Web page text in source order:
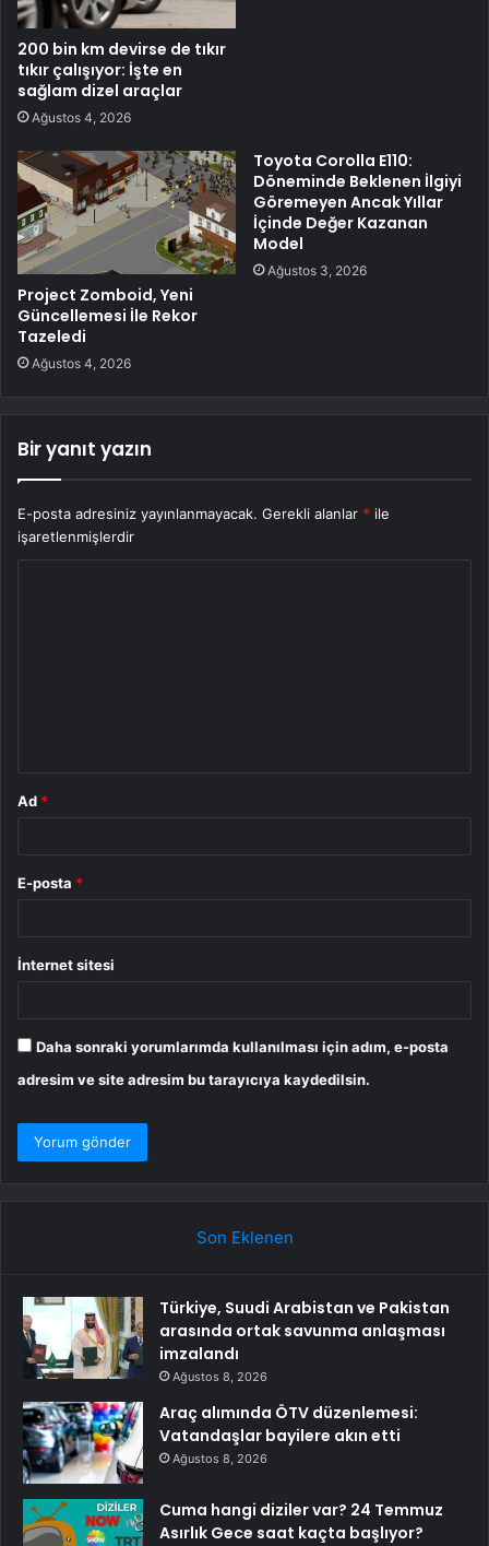
200 bin km devirse de tıkır
tıkır çalışıyor: İşte en
sağlam dizel araçlar
Ağustos 4, 2026
Project Zomboid, Yeni
Güncellemesi İle Rekor
Tazeledi
Ağustos 4, 2026
Toyota Corolla E110:
Döneminde Beklenen İlgiyi
Göremeyen Ancak Yıllar
İçinde Değer Kazanan
Model
Ağustos 3, 2026
Bir yanıt yazın
E-posta adresiniz yayınlanmayacak. Gerekli alanlar * ile
işaretlenmişlerdir
Ad *
E-posta *
İnternet sitesi
Daha sonraki yorumlarımda kullanılması için adım, e-posta
adresim ve site adresim bu tarayıcıya kaydedilsin.
Son Eklenen
Türkiye, Suudi Arabistan ve Pakistan
arasında ortak savunma anlaşması
imzalandı
Ağustos 8, 2026
Araç alımında ÖTV düzenlemesi:
Vatandaşlar bayilere akın etti
Ağustos 8, 2026
Cuma hangi diziler var? 24 Temmuz
Asırlık Gece saat kaçta başlıyor?